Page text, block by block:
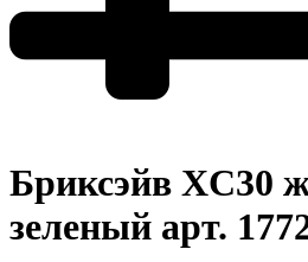
Бриксэйв XC30
зеленый арт.